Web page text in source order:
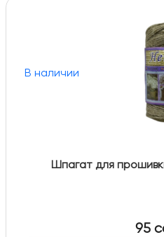
В наличии
Шпагат для
95